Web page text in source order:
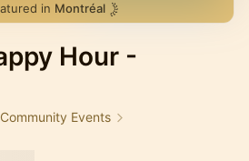
in Montréal
Hour -
Events